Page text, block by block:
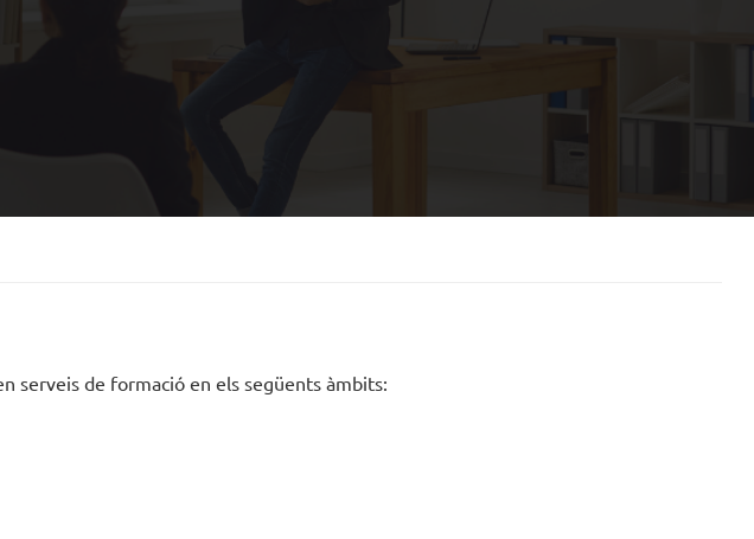
serveis de formació en els següents àmbits: